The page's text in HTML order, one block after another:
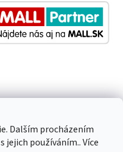
Dalším procházením
jejich používáním.. Více